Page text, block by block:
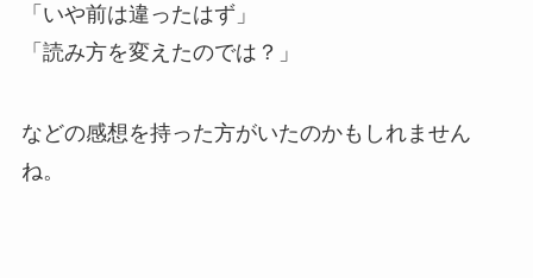
「いや前は違ったはず」
「読み方を変えたのでは？」
などの感想を持った方がいたのかもしれません
ね。